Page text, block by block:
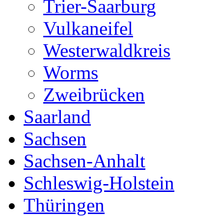
Trier-Saarburg
Vulkaneifel
Westerwaldkreis
Worms
Zweibrücken
Saarland
Sachsen
Sachsen-Anhalt
Schleswig-Holstein
Thüringen